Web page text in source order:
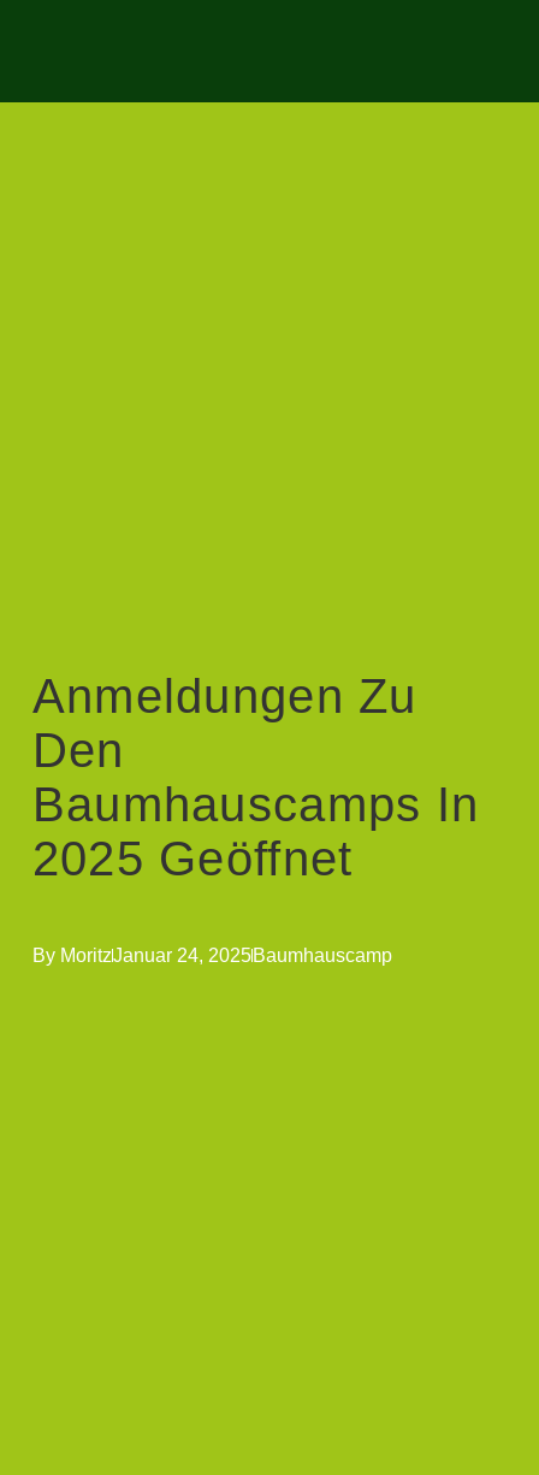
Anmeldungen Zu
Den
Baumhauscamps In
2025 Geöffnet
ByMoritzJanuar 24, 2025Baumhauscamp